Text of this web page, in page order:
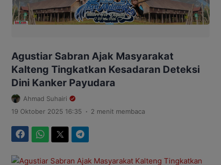
Agustiar Sabran Ajak Masyarakat
Kalteng Tingkatkan Kesadaran Deteksi
Dini Kanker Payudara
Ahmad Suhairi
19 Oktober 2025 16:35 . 2 menit membaca